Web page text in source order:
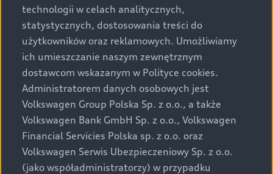
stronieŚrodowisko.
Dane na podstawie świadectw homologacji typu.
Moc dostępna w określonych sytuacjach drogowych zależy od
rozmaitych czynników, takich jak temperatura otoczenia, stan
naładowania/temperatura/kondycja lub fizyczne starzenie się
akumulatora wysokonapięciowego. Wszelkie odchylenia od
parametrów wskazanych powyżej mogą prowadzić do
zmniejszenia mocy. Moc dostępna w danym momencie
wyświetlana jest na wskaźniku mocy pojazdu.
technologii w celach analitycznych,
statystycznych, dostosowania treści do
użytkowników oraz reklamowych. Umożliwiamy
ich umieszczanie naszym zewnętrznym
dostawcom wskazanym w Polityce cookies.
Administratorem danych osobowych jest
Volkswagen Group Polska Sp. z o.o., a także
Volkswagen Bank GmbH Sp. z o.o., Volkswagen
Financial Servicies Polska sp. z o.o. oraz
Volkswagen Serwis Ubezpieczeniowy Sp. z o.o.
(jako współadministratorzy) w przypadku